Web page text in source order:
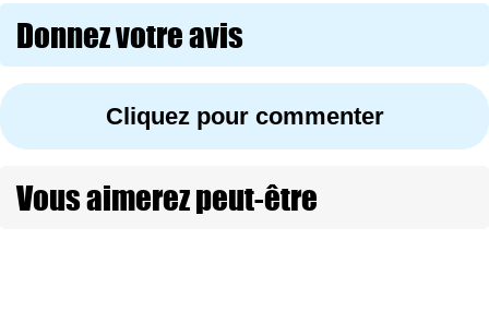
Donnez votre avis
Cliquez pour commenter
Vous aimerez peut-être